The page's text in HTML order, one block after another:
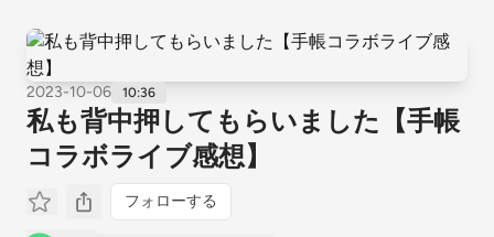
2023-10-06 10:36
私も背中押してもらいました【手帳
コラボライブ感想】
フォローする